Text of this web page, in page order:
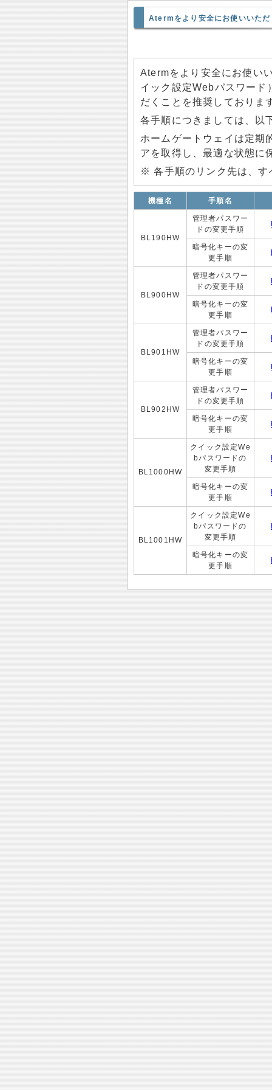
Atermをより安全にお使いいただ
Atermをより安全にお使い
イック設定Webパスワード
だくことを推奨しておりま
各手順につきましては、以
ホームゲートウェイは定期
アを取得し、最適な状態に
※ 各手順のリンク先は、す
機種名 手順名
BL190HW
管理者パスワー
ドの変更手順
暗号化キーの変
更手順
BL900HW
管理者パスワー
ドの変更手順
暗号化キーの変
更手順
BL901HW
管理者パスワー
ドの変更手順
暗号化キーの変
更手順
BL902HW
管理者パスワー
ドの変更手順
暗号化キーの変
更手順
BL1000HW
クイック設定We
bパスワードの
変更手順
暗号化キーの変
更手順
BL1001HW
クイック設定We
bパスワードの
変更手順
暗号化キーの変
更手順